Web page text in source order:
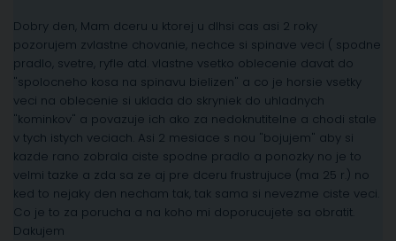
Dobry den, Mam dceru u ktorej u dlhsi cas asi 2 roky
pozorujem zvlastne chovanie, nechce si spinave veci ( spodne
pradlo, svetre, ryfle atd. vlastne vsetko oblecenie davat do
"spolocneho kosa na spinavu bielizen" a co je horsie vsetky
veci na oblecenie si uklada do skryniek do uhladnych
"kominkov" a povazuje ich ako za nedoknutitelne a chodi stale
v tych istych veciach. Asi 2 mesiace s nou "bojujem" aby si
kazde rano zobrala ciste spodne pradlo a ponozky no je to
velmi tazke a zda sa ze aj pre dceru frustrujuce (ma 25 r.) no
ked to nejaky den necham tak, tak sama si nevezme ciste veci.
Co je to za porucha a na koho mi doporucujete sa obratit.
Dakujem